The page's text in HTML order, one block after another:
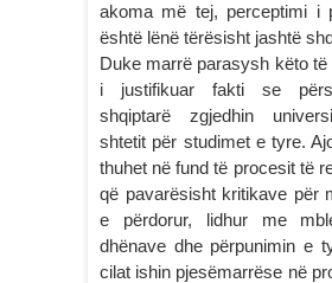
akoma më tej, perceptimi i
është lënë tërësisht jashtë
Duke marrë parasysh këto të
i justifikuar fakti se
shqiptarë zgjedhin
shtetit për studimet e tyre.
thuhet në fund të procesit të
që pavarësisht kritikave për
e përdorur, lidhur me
dhënave dhe përpunimin e
cilat ishin pjesëmarrëse në